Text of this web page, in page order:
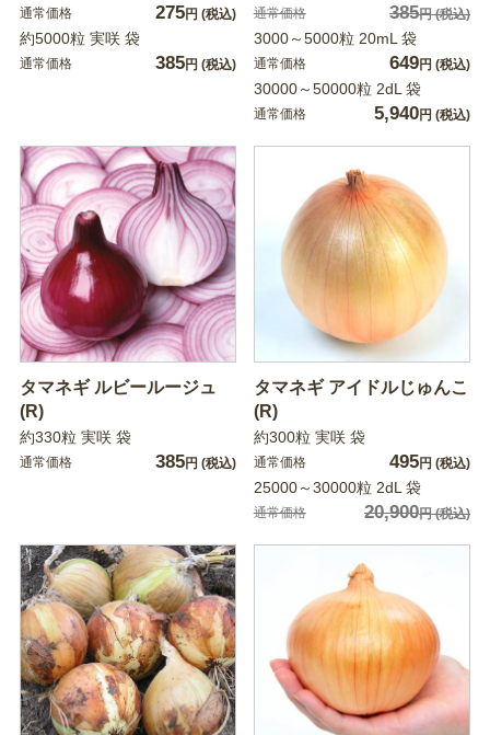
通常価格 275円 (税込)
約5000粒 実咲 袋
通常価格 385円 (税込)
通常価格 385円(税込)
3000～5000粒 20mL 袋
通常価格 649円 (税込)
30000～50000粒 2dL 袋
通常価格 5,940円 (税込)
タマネギ ルビールージュ
(R)
約330粒 実咲 袋
通常価格 385円 (税込)
タマネギ アイドルじゅんこ
(R)
約300粒 実咲 袋
通常価格 495円 (税込)
25000～30000粒 2dL 袋
通常価格 20,900円(税込)